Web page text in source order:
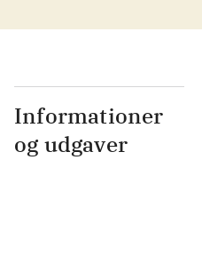
Informationer
og udgaver